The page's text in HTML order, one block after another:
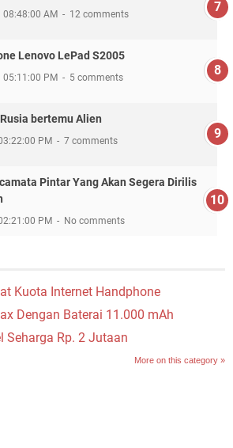
AM 12 comments
Lenovo LePad S2005
PM 5 comments
bertemu Alien
PM 7 comments
Pintar Yang Akan Segera Dirilis
PM No comments
Kuota Internet Handphone
Dengan Baterai 11.000 mAh
Seharga Rp. 2 Jutaan
More on this category »